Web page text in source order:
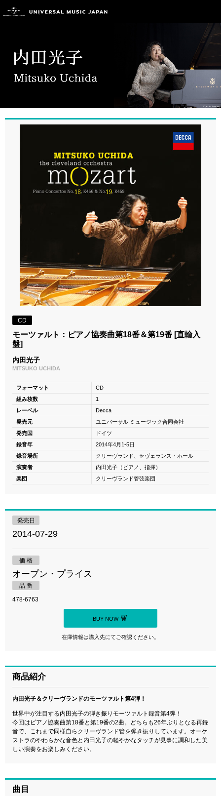
CD
モーツァルト：ピアノ協奏曲第18番＆第19番 [直輸入
盤]
内田光子
MITSUKO UCHIDA
フォーマット
CD
組み枚数
1
レーベル
Decca
発売元
ユニバーサル ミュージック合同会社
発売国
ドイツ
録音年
2014年4月1-5日
録音場所
クリーヴランド、セヴェランス・ホール
演奏者
内田光子（ピアノ、指揮）
楽団
クリーヴランド管弦楽団
発売日
2014-07-29
価 格
オープン・プライス
品 番
478-6763
BUY NOW
在庫情報は購入先にてご確認ください。
商品紹介
内田光子＆クリーヴランドのモーツァルト第4弾！
世界中が注目する内田光子の弾き振りモーツァルト録音第4弾！
今回はピアノ協奏曲第18番と第19番の2曲。どちらも26年ぶりとなる再録
音で、これまで同様自らクリーヴランド管を弾き振りしています。オーケ
ストラのやわらかな音色と内田光子の軽やかなタッチが見事に調和した美
しい演奏をお楽しみください。
曲目